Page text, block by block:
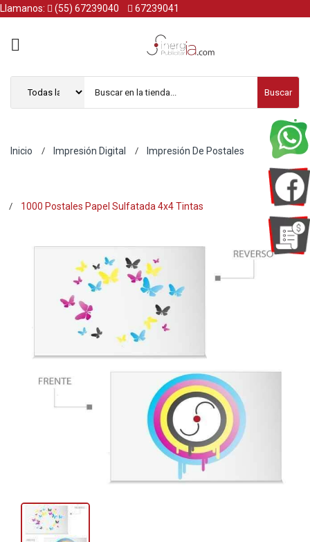
Llamanos: (55) 67239040 67239041
Buscar
Inicio Impresión Digital Impresión De Postales
1000 Postales Papel Sulfatada 4x4 Tintas